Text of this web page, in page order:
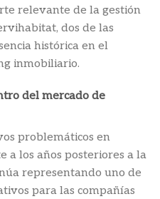
relevante de la gestión
dos de las
histórica en el
inmobiliario.
del mercado de
problemáticos en
a los años posteriores a la
representando uno de
para las compañías